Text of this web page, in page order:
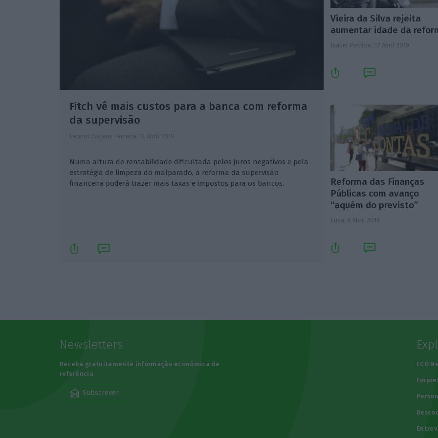
Fitch vê mais custos para a banca com reforma
da supervisão
Leonor Mateus Ferreira, 14 Abril 2019
Numa altura de rentabilidade dificultada pelos juros negativos e pela
estratégia de limpeza do malparado, a reforma da supervisão
financeira poderá trazer mais taxas e impostos para os bancos.
Vieira da Silva rejeita
aumentar idade da
Isabel Patrício, 12 Abril 2019
Reforma das Finanças
Públicas com avanço
“aquém do previsto”
Lusa, 8 Abril 2019
Newsletters
Receba gratuitamente informação económica de
referência
Subscrever
ECO